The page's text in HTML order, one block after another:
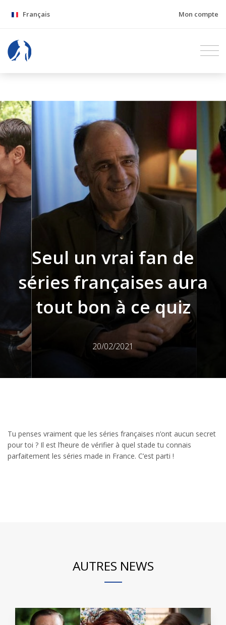
Français Mon compte
Seul un vrai fan de
séries françaises aura
tout bon à ce quiz
20/02/2021
Tu penses vraiment que les séries françaises n’ont aucun secret
pour toi ? Il est l’heure de vérifier à quel stade tu connais
parfaitement les séries made in France. C’est parti !
AUTRES NEWS